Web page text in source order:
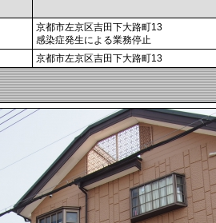
京都市左京区吉田下大路町13
感染症発生による業務停止
京都市左京区吉田下大路町13